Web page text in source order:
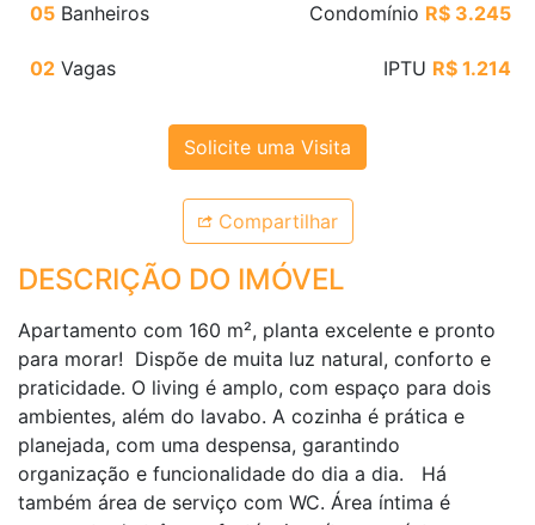
05 Banheiros
02 Vagas
Condomínio R$ 3.245
IPTU R$ 1.214
Solicite uma Visita
Compartilhar
DESCRIÇÃO DO IMÓVEL
Apartamento com 160 m², planta excelente e pronto
para morar! Dispõe de muita luz natural, conforto e
praticidade. O living é amplo, com espaço para dois
ambientes, além do lavabo. A cozinha é prática e
planejada, com uma despensa, garantindo
organização e funcionalidade do dia a dia. Há
também área de serviço com WC. Área íntima é